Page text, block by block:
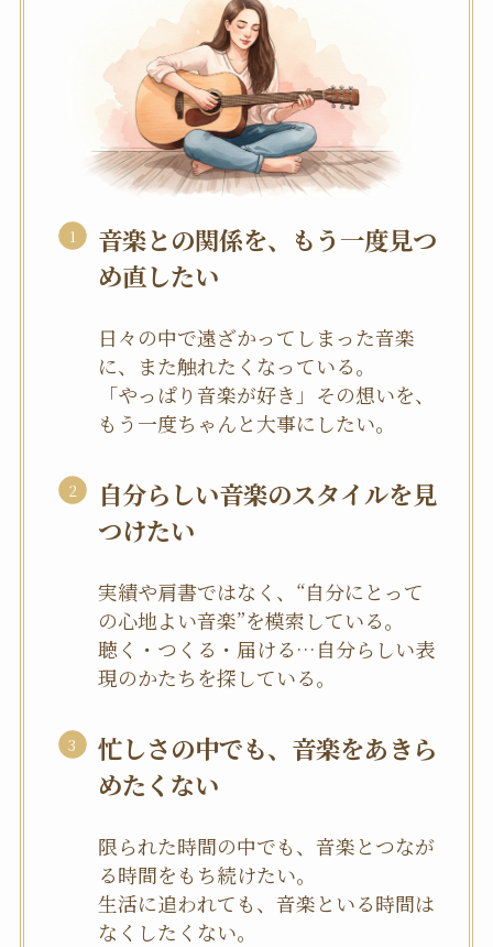
音楽との関係を、もう一度見つ
め直したい
日々の中で遠ざかってしまった音楽
に、また触れたくなっている。
「やっぱり音楽が好き」その想いを、
もう一度ちゃんと大事にしたい。
自分らしい音楽のスタイルを見
つけたい
実績や肩書ではなく、“自分にとって
の心地よい音楽”を模索している。
聴く・つくる・届ける…自分らしい表
現のかたちを探している。
忙しさの中でも、音楽をあきら
めたくない
限られた時間の中でも、音楽とつなが
る時間をもち続けたい。
生活に追われても、音楽といる時間は
なくしたくない。